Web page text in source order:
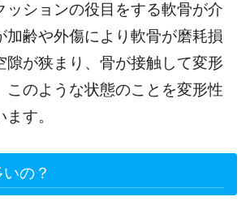
ッションの役目をする軟骨が介
加齢や外傷により軟骨が磨耗損
隙が狭まり、骨が接触して変形
このような状態のことを変形性
す。
の？